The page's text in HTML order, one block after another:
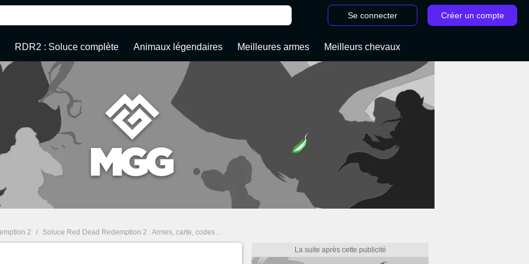
Se connecter Créer un compte
RDR2 : Soluce complète Animaux légendaires Meilleures armes Meilleurs chevaux
2 / Soluce Red Dead Redemption 2 : Armes, carte, codes de triche... Guide complet